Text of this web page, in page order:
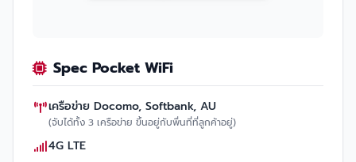
Spec Pocket WiFi
เครือข่าย Docomo, Softbank, AU
(จับได้ทั้ง 3 เครือข่าย ขึ้นอยู่กับพื่นที่ที่ลูกค้าอยู่)
4G LTE